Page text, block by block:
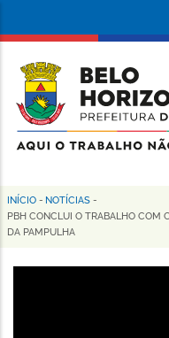
conteúdo
principal
da
Prefeitura
de
Horizonte
Trilha
de
navegação
INÍCIO - NOTÍCIAS -
PBH CONCLUI O TRABALHO COM
DA PAMPULHA